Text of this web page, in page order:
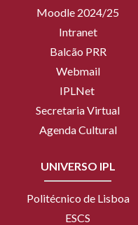
Moodle 2024/25
Intranet
Balcão PRR
Webmail
IPLNet
Secretaria Virtual
Agenda Cultural
UNIVERSO IPL
Politécnico de Lisboa
ESCS